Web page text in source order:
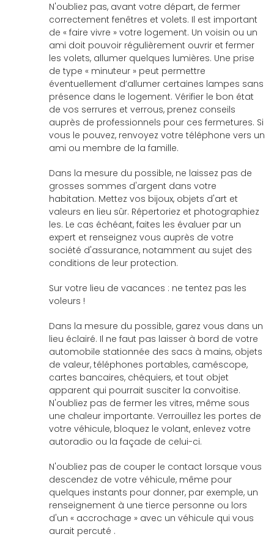
N'oubliez pas, avant votre départ, de fermer
correctement fenêtres et volets. Il est important
de « faire vivre » votre logement. Un voisin ou un
ami doit pouvoir régulièrement ouvrir et fermer
les volets, allumer quelques lumières. Une prise
de type « minuteur » peut permettre
éventuellement d’allumer certaines lampes sans
présence dans le logement. Vérifier le bon état
de vos serrures et verrous, prenez conseils
auprès de professionnels pour ces fermetures. Si
vous le pouvez, renvoyez votre téléphone vers un
ami ou membre de la famille.
Dans la mesure du possible, ne laissez pas de
grosses sommes d'argent dans votre
habitation. Mettez vos bijoux, objets d'art et
valeurs en lieu sûr. Répertoriez et photographiez
les. Le cas échéant, faites les évaluer par un
expert et renseignez vous auprès de votre
société d'assurance, notamment au sujet des
conditions de leur protection.
Sur votre lieu de vacances : ne tentez pas les
voleurs !
Dans la mesure du possible, garez vous dans un
lieu éclairé. Il ne faut pas laisser à bord de votre
automobile stationnée des sacs à mains, objets
de valeur, téléphones portables, caméscope,
cartes bancaires, chéquiers, et tout objet
apparent qui pourrait susciter la convoitise.
N'oubliez pas de fermer les vitres, même sous
une chaleur importante. Verrouillez les portes de
votre véhicule, bloquez le volant, enlevez votre
autoradio ou la façade de celui-ci.
N'oubliez pas de couper le contact lorsque vous
descendez de votre véhicule, même pour
quelques instants pour donner, par exemple, un
renseignement à une tierce personne ou lors
d'un « accrochage » avec un véhicule qui vous
aurait percuté .